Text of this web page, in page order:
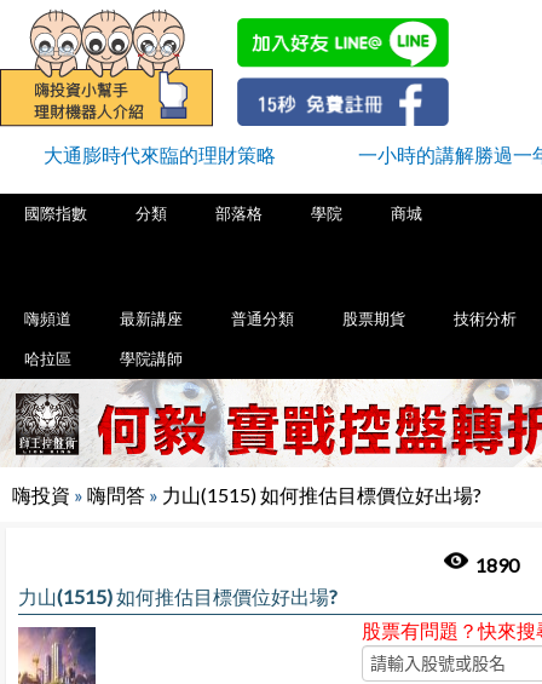
大通膨時代來臨的理財策略 一小時的講解勝過一
國際指數 分類 部落格 學院 商城
嗨頻道 最新講座 普通分類 股票期貨 技術分析
哈拉區 學院講師
嗨投資 » 嗨問答 » 力山(1515) 如何推估目標價位好出場?
1890
力山(1515) 如何推估目標價位好出場?
股票有問題？快來搜